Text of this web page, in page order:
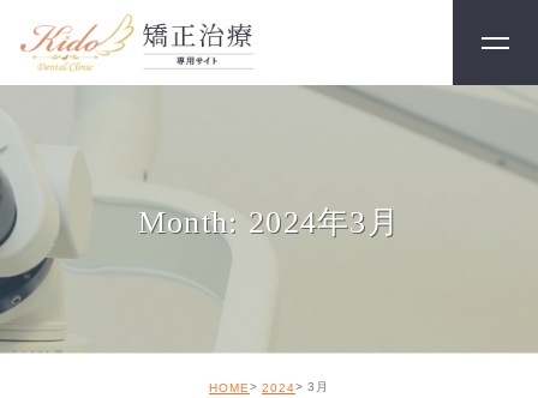
Month: 2024年3月
HOME 2024 3月